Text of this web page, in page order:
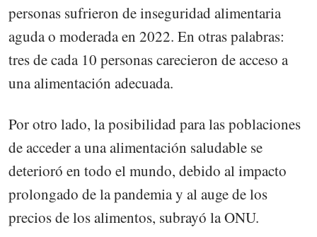
personas sufrieron de inseguridad alimentaria
aguda o moderada en 2022. En otras palabras:
tres de cada 10 personas carecieron de acceso a
una alimentación adecuada.
Por otro lado, la posibilidad para las poblaciones
de acceder a una alimentación saludable se
deterioró en todo el mundo, debido al impacto
prolongado de la pandemia y al auge de los
precios de los alimentos, subrayó la ONU.